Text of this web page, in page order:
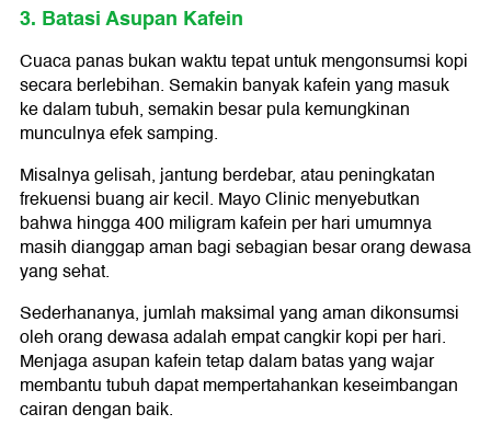
3. Batasi Asupan Kafein
Cuaca panas bukan waktu tepat untuk mengonsumsi kopi
secara berlebihan. Semakin banyak kafein yang masuk
ke dalam tubuh, semakin besar pula kemungkinan
munculnya efek samping.
Misalnya gelisah, jantung berdebar, atau peningkatan
frekuensi buang air kecil. Mayo Clinic menyebutkan
bahwa hingga 400 miligram kafein per hari umumnya
masih dianggap aman bagi sebagian besar orang dewasa
yang sehat.
Sederhananya, jumlah maksimal yang aman dikonsumsi
oleh orang dewasa adalah empat cangkir kopi per hari.
Menjaga asupan kafein tetap dalam batas yang wajar
membantu tubuh dapat mempertahankan keseimbangan
cairan dengan baik.